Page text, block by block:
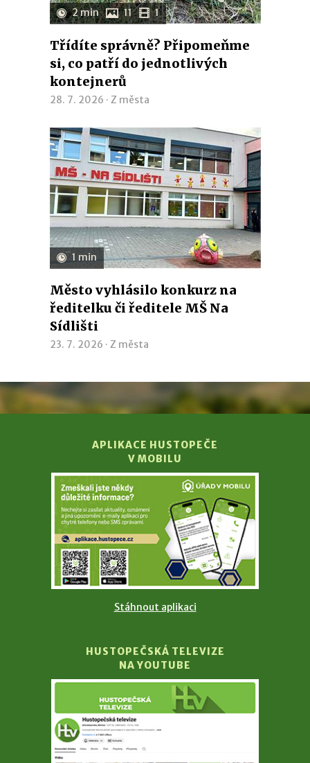
2 min 11 1
Třídíte správně? Připomeňme
si, co patří do jednotlivých
kontejnerů
28. 7. 2026 · Z města
1 min
Město vyhlásilo konkurz na
ředitelku či ředitele MŠ Na
Sídlišti
23. 7. 2026 · Z města
APLIKACE HUSTOPEČE
V MOBILU
Stáhnout aplikaci
HUSTOPEČSKÁ TELEVIZE
NA YOUTUBE